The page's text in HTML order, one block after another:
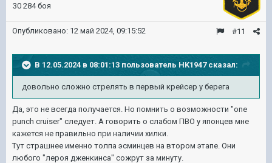
30 284 боя
#11
Опубликовано: 12 май 2024, 09:15:52
В 12.05.2024 в 08:01:13 пользователь HK1947сказал:
довольно сложно стрелять в первый крейсер у берега
Да, это не всегда получается. Но помнить о возможности "one
punch cruiser" следует. А говорить о слабом ПВО у японцев мне
кажется не правильно при наличии хилки.
Тут страшнее именно толпа эсминцев на втором этапе. Они
любого "лероя дженкинса" сожрут за минуту.